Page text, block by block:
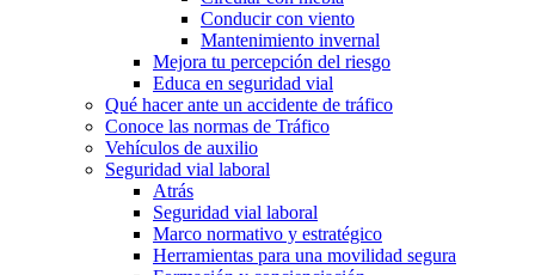
Conducir con viento
Mantenimiento invernal
Mejora tu percepción del riesgo
Educa en seguridad vial
Qué hacer ante un accidente de tráfico
Conoce las normas de Tráfico
Vehículos de auxilio
Seguridad vial laboral
Atrás
Seguridad vial laboral
Marco normativo y estratégico
Herramientas para una movilidad segura